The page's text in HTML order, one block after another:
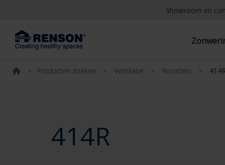
Showroom en
> Producten zoeken > Ventilatie > Roosters > 414R
414R